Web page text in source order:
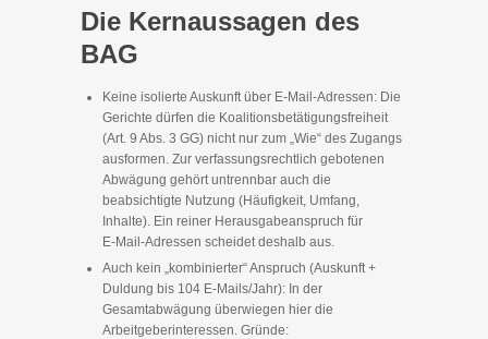
Die Kernaussagen des
BAG
Keine isolierte Auskunft über E‑Mail-Adressen: Die
Gerichte dürfen die Koalitionsbetätigungsfreiheit
(Art. 9 Abs. 3 GG) nicht nur zum „Wie“ des Zugangs
ausformen. Zur verfassungsrechtlich gebotenen
Abwägung gehört untrennbar auch die
beabsichtigte Nutzung (Häufigkeit, Umfang,
Inhalte). Ein reiner Herausgabeanspruch für
E‑Mail-Adressen scheidet deshalb aus.
Auch kein „kombinierter“ Anspruch (Auskunft +
Duldung bis 104 E‑Mails/Jahr): In der
Gesamtabwägung überwiegen hier die
Arbeitgeberinteressen. Gründe: